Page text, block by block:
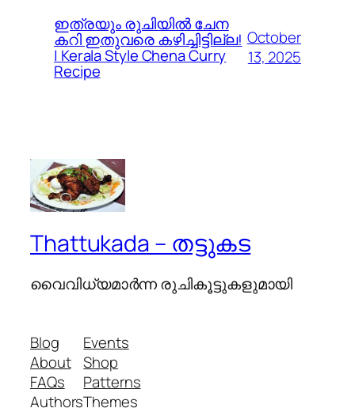
ഇത്രയും രുചിയിൽ ചേന
കറി ഇതുവരെ കഴിച്ചിട്ടില്ല!
| Kerala Style Chena Curry
Recipe
October
13, 2025
Thattukada – തട്ടുകട
വൈവിധ്യമാര്‍ന്ന രുചികൂട്ടുകളുമായി
Blog
About
FAQs
Authors
Events
Shop
Patterns
Themes